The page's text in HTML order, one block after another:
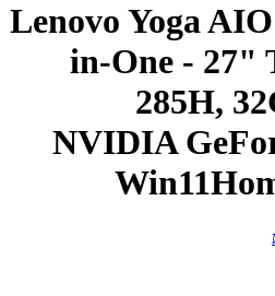
Lenovo Yoga
in-One - 27"
285H,
NVIDIA